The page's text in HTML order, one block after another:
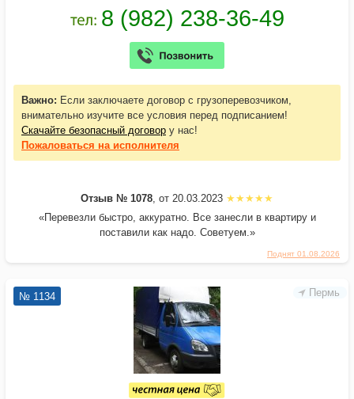
Поднят 01.08.2026
Важно: Если заключаете договор с грузоперевозчиком,
внимательно изучите все условия перед подписанием!
Скачайте безопасный договор у нас!
Пожаловаться на исполнителя
Отзыв № 1078, от 20.03.2023
«Перевезли быстро, аккуратно. Все занесли в квартиру и
поставили как надо. Советуем.»
Пермь
№ 1134